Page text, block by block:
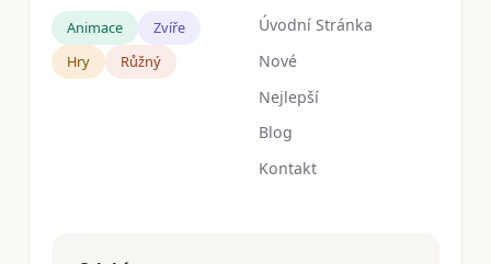
Animace
Zvíře
Hry
Růžný
Úvodní Stránka
Nové
Nejlepší
Blog
Kontakt